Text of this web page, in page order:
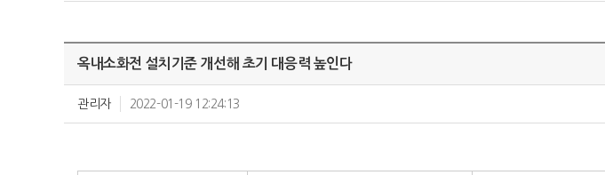
옥내소화전 설치기준 개선해 초기 대응력 높인다
관리자 2022-01-19 12:24:13